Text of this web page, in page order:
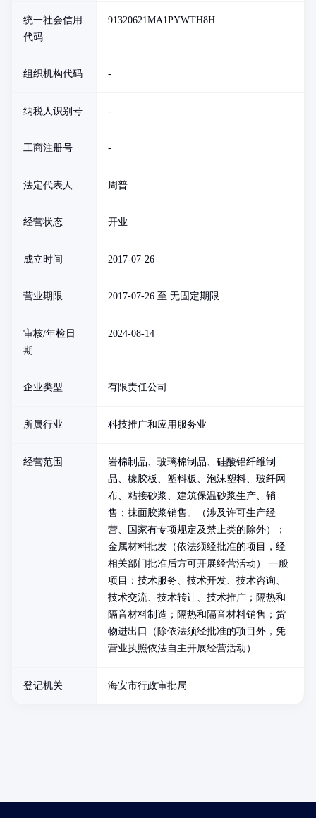
统一社会信用
代码
91320621MA1PYWTH8H
组织机构代码 -
纳税人识别号 -
工商注册号 -
法定代表人 周普
经营状态 开业
成立时间 2017-07-26
营业期限 2017-07-26 至 无固定期限
审核/年检日
期
2024-08-14
企业类型 有限责任公司
所属行业 科技推广和应用服务业
经营范围
岩棉制品、玻璃棉制品、硅酸铝纤维制
品、橡胶板、塑料板、泡沫塑料、玻纤网
布、粘接砂浆、建筑保温砂浆生产、销
售；抹面胶浆销售。（涉及许可生产经
营、国家有专项规定及禁止类的除外）；
金属材料批发（依法须经批准的项目，经
相关部门批准后方可开展经营活动） 一般
项目：技术服务、技术开发、技术咨询、
技术交流、技术转让、技术推广；隔热和
隔音材料制造；隔热和隔音材料销售；货
物进出口（除依法须经批准的项目外，凭
营业执照依法自主开展经营活动）
登记机关 海安市行政审批局